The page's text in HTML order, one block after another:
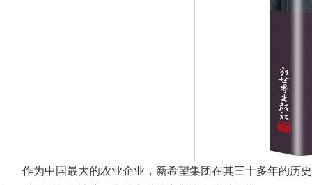
作为中国最大的农业企业，新希望集团在其三十多年的历